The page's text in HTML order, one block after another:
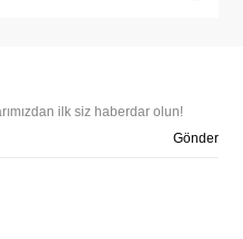
ilk siz haberdar olun!
Gönder